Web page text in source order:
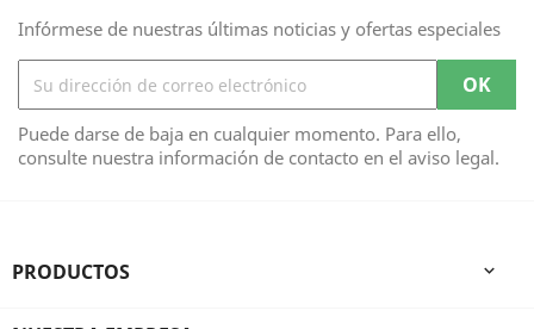
Infórmese de nuestras últimas noticias y ofertas especiales
Puede darse de baja en cualquier momento. Para ello,
consulte nuestra información de contacto en el aviso legal.
PRODUCTOS 